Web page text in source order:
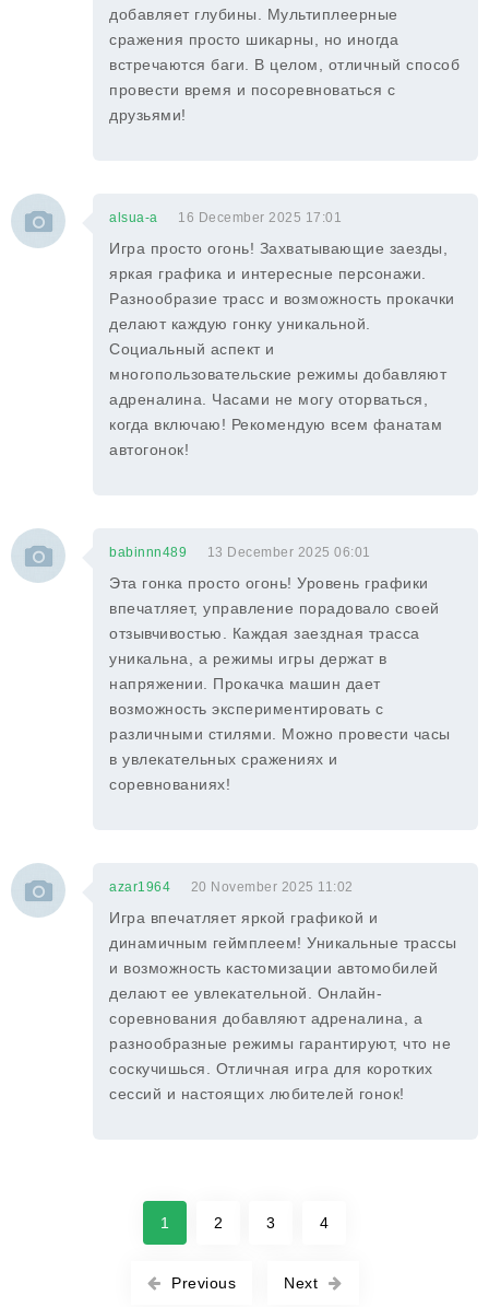
добавляет глубины. Мультиплеерные
сражения просто шикарны, но иногда
встречаются баги. В целом, отличный способ
провести время и посоревноваться с
друзьями!
alsua-a 16 December 2025 17:01
Игра просто огонь! Захватывающие заезды,
яркая графика и интересные персонажи.
Разнообразие трасс и возможность прокачки
делают каждую гонку уникальной.
Социальный аспект и
многопользовательские режимы добавляют
адреналина. Часами не могу оторваться,
когда включаю! Рекомендую всем фанатам
автогонок!
babinnn489 13 December 2025 06:01
Эта гонка просто огонь! Уровень графики
впечатляет, управление порадовало своей
отзывчивостью. Каждая заездная трасса
уникальна, а режимы игры держат в
напряжении. Прокачка машин дает
возможность экспериментировать с
различными стилями. Можно провести часы
в увлекательных сражениях и
соревнованиях!
azar1964 20 November 2025 11:02
Игра впечатляет яркой графикой и
динамичным геймплеем! Уникальные трассы
и возможность кастомизации автомобилей
делают ее увлекательной. Онлайн-
соревнования добавляют адреналина, а
разнообразные режимы гарантируют, что не
соскучишься. Отличная игра для коротких
сессий и настоящих любителей гонок!
Previous
1 2 3 4
Next